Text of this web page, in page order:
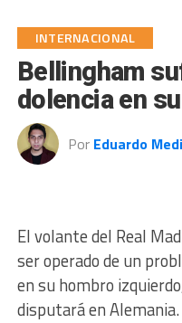
INTERNACIONAL
Bellingham
dolencia en
Por Eduardo
El volante del Real
ser operado de un
en su hombro
disputará en Alemania.